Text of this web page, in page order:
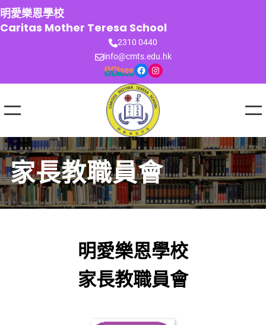
跳
至
主
明愛樂恩學校
Caritas Mother Teresa School
2310 0440
info@cmts.edu.hk
Facebook Instagram
家長教職員會
明愛樂恩學校
家長教職員會